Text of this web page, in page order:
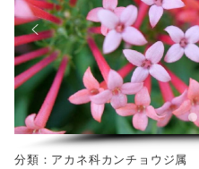
分類：アカネ科カンチョウジ属